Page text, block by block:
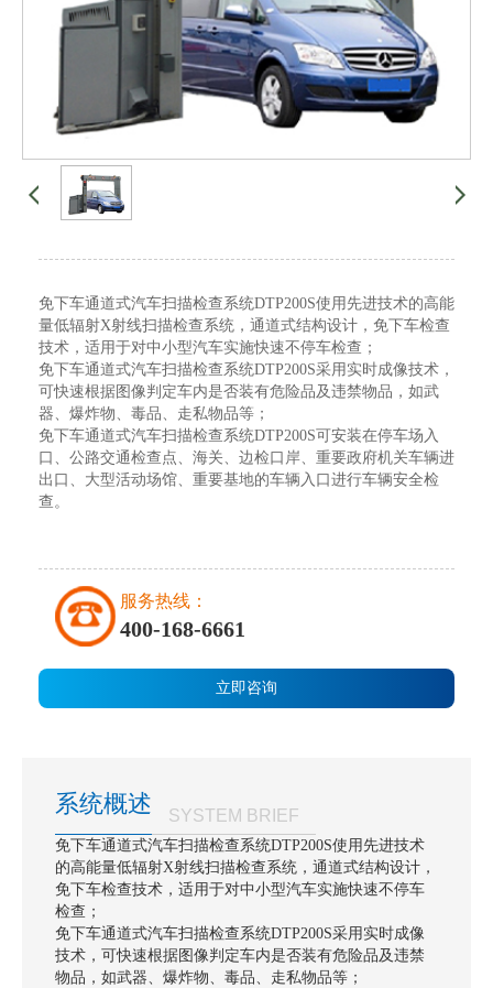
免下车通道式汽车扫描检查系统DTP200S使用先进技术的高能
量低辐射X射线扫描检查系统，通道式结构设计，免下车检查
技术，适用于对中小型汽车实施快速不停车检查；
免下车通道式汽车扫描检查系统DTP200S采用实时成像技术，
可快速根据图像判定车内是否装有危险品及违禁物品，如武
器、爆炸物、毒品、走私物品等；
免下车通道式汽车扫描检查系统DTP200S可安装在停车场入
口、公路交通检查点、海关、边检口岸、重要政府机关车辆进
出口、大型活动场馆、重要基地的车辆入口进行车辆安全检
查。
服务热线：
400-168-6661
立即咨询
系统概述 SYSTEM BRIEF
免下车通道式汽车扫描检查系统DTP200S使用先进技术
的高能量低辐射X射线扫描检查系统，通道式结构设计，
免下车检查技术，适用于对中小型汽车实施快速不停车
检查；
免下车通道式汽车扫描检查系统DTP200S采用实时成像
技术，可快速根据图像判定车内是否装有危险品及违禁
物品，如武器、爆炸物、毒品、走私物品等；